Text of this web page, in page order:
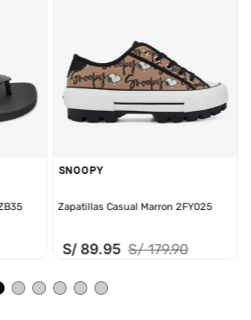
SNOOPY
Zapatillas Casual Marron 2FY025
S/ 89.95 S/ 179.90